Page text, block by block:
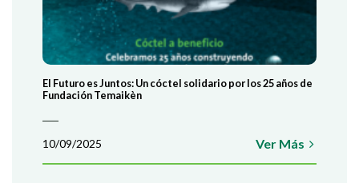
El Futuro es Juntos: Un cóctel solidario por los 25 años de
Fundación Temaikèn
10/09/2025 Ver Más